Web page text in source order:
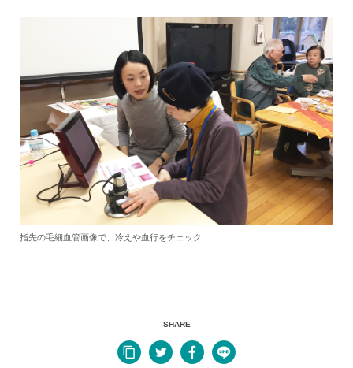
指先の毛細血管画像で、冷えや血行をチェック
SHARE